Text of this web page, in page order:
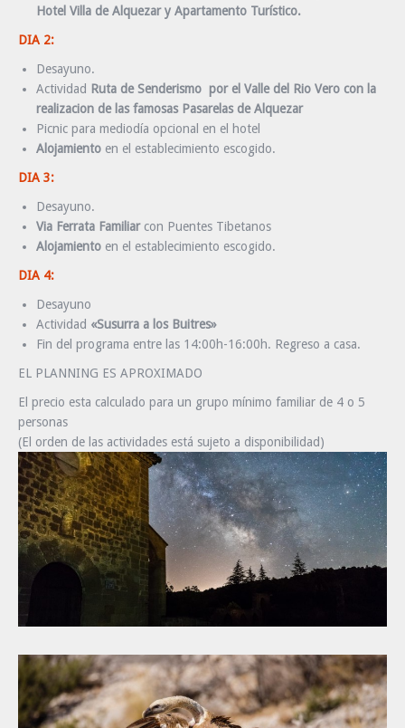
Hotel Villa de Alquezar y Apartamento Turístico.
DIA 2:
Desayuno.
Actividad Ruta de Senderismo por el Valle del Rio Vero con la
realizacion de las famosas Pasarelas de Alquezar
Picnic para mediodía opcional en el hotel
Alojamiento en el establecimiento escogido.
DIA 3:
Desayuno.
Via Ferrata Familiarcon Puentes Tibetanos
Alojamiento en el establecimiento escogido.
DIA 4:
Desayuno
Actividad «Susurra a los Buitres»
Fin del programa entre las 14:00h-16:00h. Regreso a casa.
EL PLANNING ES APROXIMADO
El precio esta calculado para un grupo mínimo familiar de 4 o 5
personas
(El orden de las actividades está sujeto a disponibilidad)